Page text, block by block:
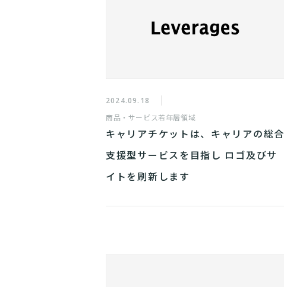
2024.09.18
商品・サービス若年層領域
キャリアチケットは、キャリアの総合
支援型サービスを目指し ロゴ及びサ
イトを刷新します